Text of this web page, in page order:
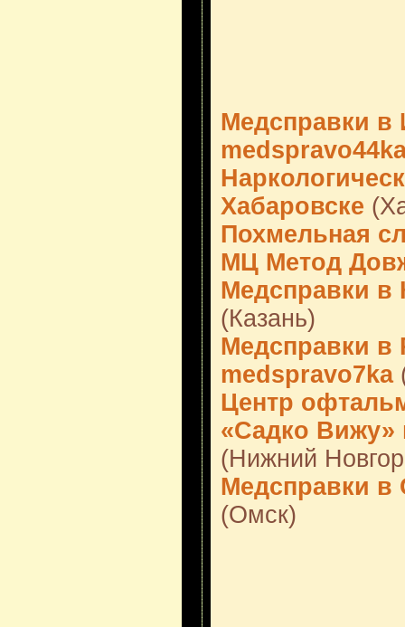
Медсправки в
Хабаровске
Похмельная
МЦ Метод
Медсправки в
(Казань)
Медсправки в
medspravo7ka
Центр
«Садко
(Нижний
Медсправки в
(Омск)